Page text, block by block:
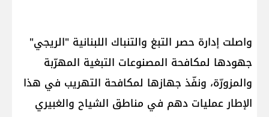
واصلت إدارة حصر التبغ والتنباك اللبنانية "الريجي"
جهودها لمكافحة المصنوعات التبغية المهرّبة
والمزورّة، ونفّذ جهازها لمكافحة التهريب في هذا
الإطار عمليات دهم في مناطق الشياح والغبيري